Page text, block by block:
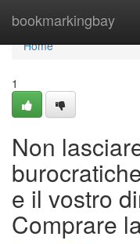
bookmarkingbay
Home
Home
1
Non
e il vostro
Comprare